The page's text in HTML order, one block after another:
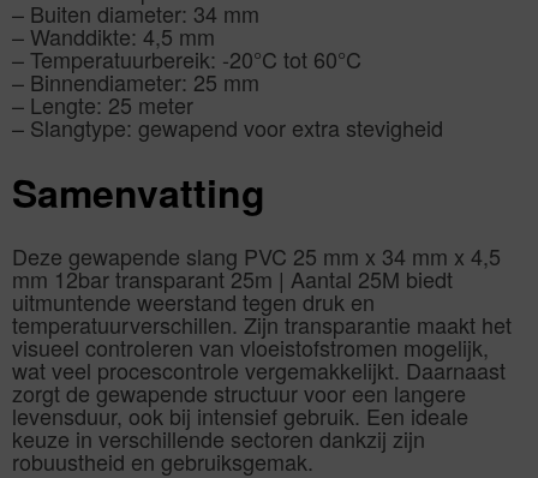
– Buiten diameter: 34 mm
– Wanddikte: 4,5 mm
– Temperatuurbereik: -20°C tot 60°C
– Binnendiameter: 25 mm
– Lengte: 25 meter
– Slangtype: gewapend voor extra stevigheid
Samenvatting
Deze gewapende slang PVC 25 mm x 34 mm x 4,5
mm 12bar transparant 25m | Aantal 25M biedt
uitmuntende weerstand tegen druk en
temperatuurverschillen. Zijn transparantie maakt het
visueel controleren van vloeistofstromen mogelijk,
wat veel procescontrole vergemakkelijkt. Daarnaast
zorgt de gewapende structuur voor een langere
levensduur, ook bij intensief gebruik. Een ideale
keuze in verschillende sectoren dankzij zijn
robuustheid en gebruiksgemak.